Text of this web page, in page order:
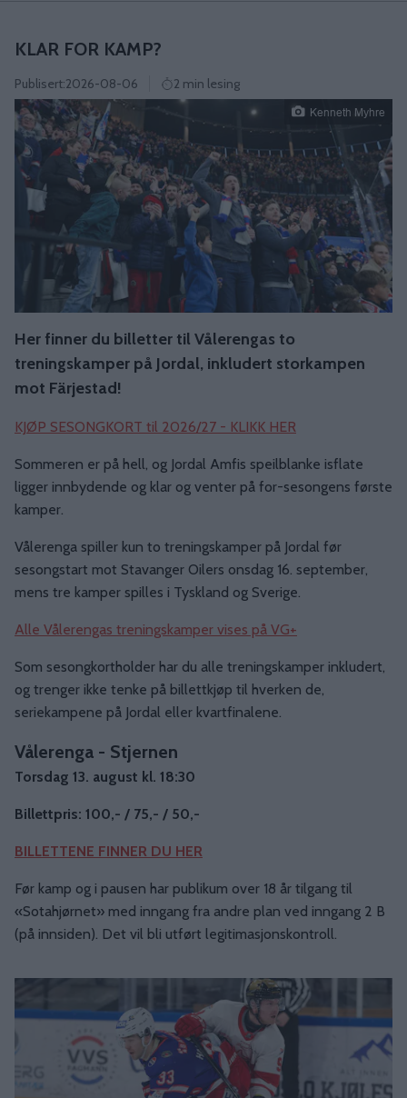
KLAR FOR KAMP?
Publisert:2026-08-06 2 min lesing
Kenneth Myhre
Her finner du billetter til Vålerengas to
treningskamper på Jordal, inkludert storkampen
mot Färjestad!
KJØP SESONGKORT til 2026/27 - KLIKK HER
Sommeren er på hell, og Jordal Amfis speilblanke isflate
ligger innbydende og klar og venter på for-sesongens første
kamper.
Vålerenga spiller kun to treningskamper på Jordal før
sesongstart mot Stavanger Oilers onsdag 16. september,
mens tre kamper spilles i Tyskland og Sverige.
Alle Vålerengas treningskamper vises på VG+
Som sesongkortholder har du alle treningskamper inkludert,
og trenger ikke tenke på billettkjøp til hverken de,
seriekampene på Jordal eller kvartfinalene.
Vålerenga - Stjernen
Torsdag 13. august kl. 18:30
Billettpris: 100,- / 75,- / 50,-
BILLETTENE FINNER DU HER
Før kamp og i pausen har publikum over 18 år tilgang til
«Sotahjørnet» med inngang fra andre plan ved inngang 2 B
(på innsiden). Det vil bli utført legitimasjonskontroll.